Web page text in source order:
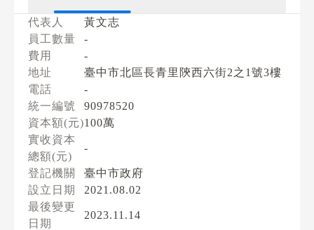
代表人
黃文志
員工數量
-
費用
-
地址
臺中市北區長青里陝西六街2之1號3樓
電話
-
統一編號
90978520
資本額(元)100萬
實收資本
總額(元)
-
登記機關
臺中市政府
設立日期
2021.08.02
最後變更
日期
2023.11.14